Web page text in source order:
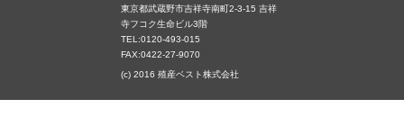
東京都武蔵野市吉祥寺南町2-3-15 吉祥
寺フコク生命ビル3階
TEL:0120-493-015
FAX:0422-27-9070
(c) 2016 殖産ベスト株式会社